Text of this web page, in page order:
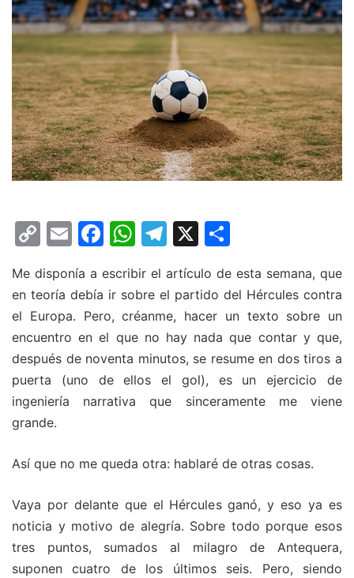
C
p
y
Li
n
k
E
ai
l
F
c
e
b
o
o
k
W
at
s
A
p
p
T
e
gr
a
m
X
m
p
ar
tir
Me disponía a escribir el artículo de esta semana, que
en teoría debía ir sobre el partido del Hércules contra
el Europa. Pero, créanme, hacer un texto sobre un
encuentro en el que no hay nada que contar y que,
después de noventa minutos, se resume en dos tiros a
puerta (uno de ellos el gol), es un ejercicio de
ingeniería narrativa que sinceramente me viene
grande.
Así que no me queda otra: hablaré de otras cosas.
Vaya por delante que el Hércules ganó, y eso ya es
noticia y motivo de alegría. Sobre todo porque esos
tres puntos, sumados al milagro de Antequera,
suponen cuatro de los últimos seis. Pero, siendo